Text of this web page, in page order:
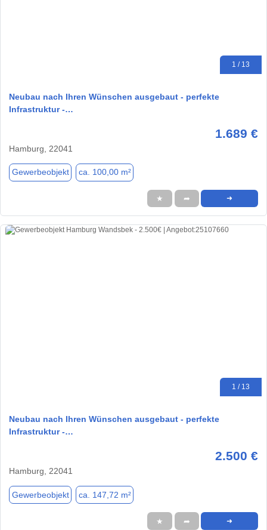
1 / 13
Neubau nach Ihren Wünschen ausgebaut - perfekte
Infrastruktur -…
1.689 €
Hamburg, 22041
Gewerbeobjekt ca. 100,00 m²
★ ➦ ➜
1 / 13
Neubau nach Ihren Wünschen ausgebaut - perfekte
Infrastruktur -…
2.500 €
Hamburg, 22041
Gewerbeobjekt ca. 147,72 m²
★ ➦ ➜